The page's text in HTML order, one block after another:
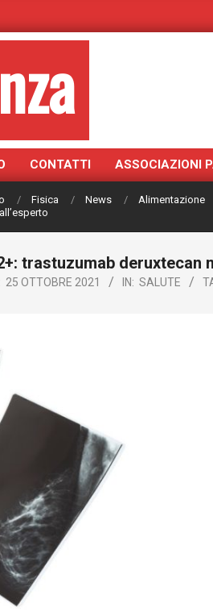
CONTATTI ASSOCIAZIONI
Fisica News Alimentazione
trastuzumab
25 OTTOBRE 2021 IN: SALUTE